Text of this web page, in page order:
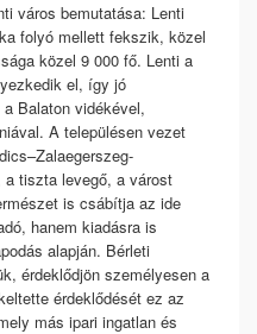
város bemutatása: Lenti
folyó mellett fekszik, közel
közel 9 000 fő. Lenti a
el, így jó
Balaton vidékével,
A településen vezet
tiszta levegő, a várost
is csábítja az ide
hanem kiadásra is
alapján. Bérleti
érdeklődjön személyesen a
érdeklődését ez az
más ipari ingatlan és